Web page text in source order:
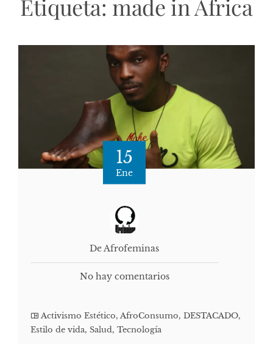
Etiqueta: made in África
15
Ene
De Afrofeminas
No hay comentarios
Activismo Estético, AfroConsumo, DESTACADO,
Estilo de vida, Salud, Tecnología